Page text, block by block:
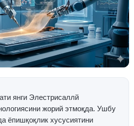
янги Элеcтриcаллй
жорий этмоқда. Ушбу
ёпишқоқлик хусусиятини